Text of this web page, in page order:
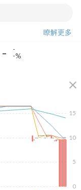
瞭解更多
- -
-%
close
0
5
10
15